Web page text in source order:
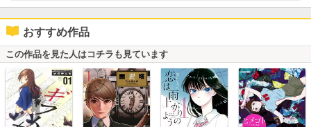
おすすめ作品
この作品を見た人はコチラも見ています